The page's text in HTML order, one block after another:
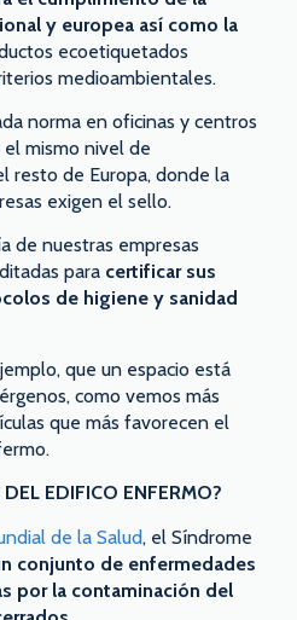
y europea así como la
ecoetiquetados
medioambientales.
norma en oficinas y centros
mismo nivel de
resto de Europa, donde la
exigen el sello.
de nuestras empresas
para certificar sus
de higiene y sanidad
que un espacio está
como vemos más
que más favorecen el
EDIFICO ENFERMO?
de la Salud, el Síndrome
conjunto de enfermedades
por la contaminación del